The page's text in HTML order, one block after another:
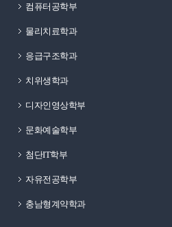
컴퓨터공학부
물리치료학과
응급구조학과
치위생학과
디자인영상학부
문화예술학부
첨단IT학부
자유전공학부
충남형계약학과